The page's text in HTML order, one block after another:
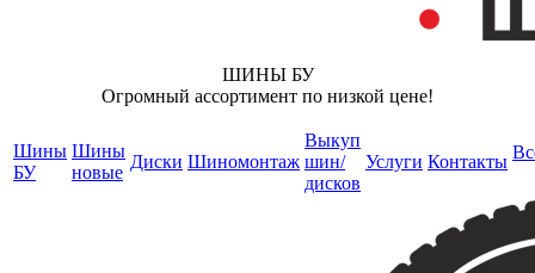
ШИНЫ БУ
Огромный ассортимент по низкой цене!
Шины
БУ
Шины
новые
Диски Шиномонтаж
Выкуп
шин/
дисков
Услуги Контакты